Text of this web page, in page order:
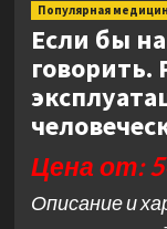
Популярная
Если бы
говорить.
Цена от:
Описание и